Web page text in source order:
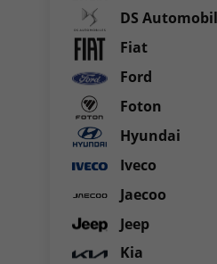
DS
Fiat
Ford
Foton
Hyundai
Iveco
Jaecoo
Jeep
Kia